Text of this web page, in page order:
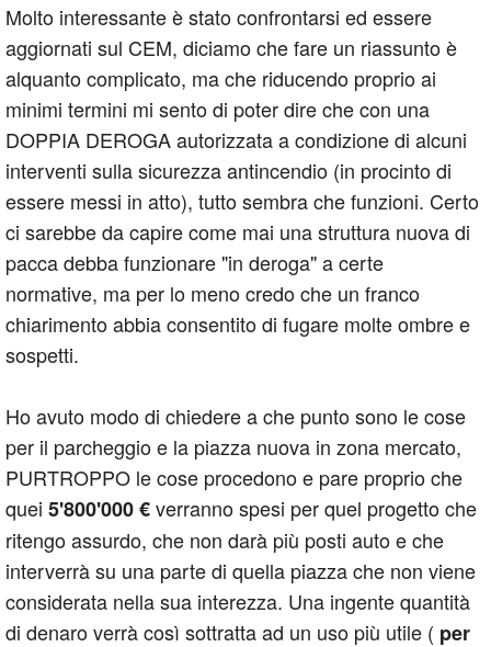
Molto interessante è stato confrontarsi ed essere
aggiornati sul CEM, diciamo che fare un riassunto è
alquanto complicato, ma che riducendo proprio ai
minimi termini mi sento di poter dire che con una
DOPPIA DEROGA autorizzata a condizione di alcuni
interventi sulla sicurezza antincendio (in procinto di
essere messi in atto), tutto sembra che funzioni. Certo
ci sarebbe da capire come mai una struttura nuova di
pacca debba funzionare "in deroga" a certe
normative, ma per lo meno credo che un franco
chiarimento abbia consentito di fugare molte ombre e
sospetti.
Ho avuto modo di chiedere a che punto sono le cose
per il parcheggio e la piazza nuova in zona mercato,
PURTROPPO le cose procedono e pare proprio che
quei 5'800'000 €verranno spesi per quel progetto che
ritengo assurdo, che non darà più posti auto e che
interverrà su una parte di quella piazza che non viene
considerata nella sua interezza. Una ingente quantità
di denaro verrà così sottratta ad un uso più utile ( per